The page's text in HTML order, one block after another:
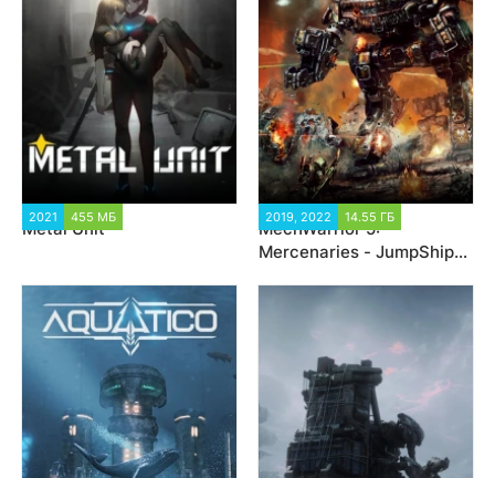
2021 455 МБ
Metal Unit
2019, 2022 14.55 ГБ
MechWarrior 5:
Mercenaries - JumpShip